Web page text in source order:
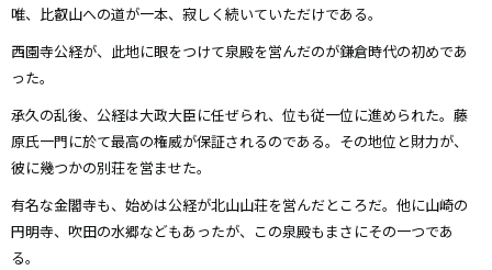
唯、比叡山への道が一本、寂しく続いていただけである。
西園寺公経が、此地に眼をつけて泉殿を営んだのが鎌倉時代の初めであ
った。
承久の乱後、公経は大政大臣に任ぜられ、位も従一位に進められた。藤
原氏一門に於て最高の権威が保証されるのである。その地位と財力が、
彼に幾つかの別荘を営ませた。
有名な金閣寺も、始めは公経が北山山荘を営んだところだ。他に山崎の
円明寺、吹田の水郷などもあったが、この泉殿もまさにその一つであ
る。